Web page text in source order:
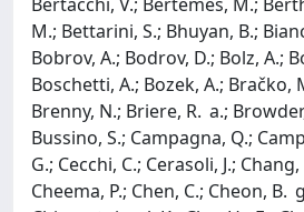
M.; Bettarini, S.; Bhuyan, B.;
Bobrov, A.; Bodrov, D.; Bolz, A.;
Boschetti, A.; Bozek, A.; Bračko,
Brenny, N.; Briere, R. a.;
Bussino, S.; Campagna, Q.;
G.; Cecchi, C.; Cerasoli, J.;
Cheema, P.; Chen, C.; Cheon, B.